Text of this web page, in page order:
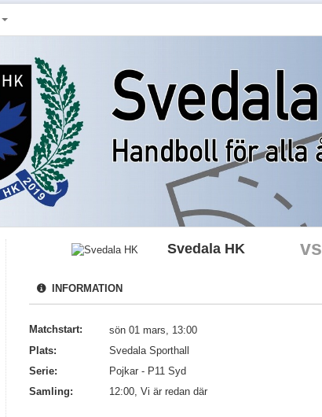
Svedala HK vs
INFORMATION
Matchstart:
sön 01 mars, 13:00
Plats:
Svedala Sporthall
Serie:
Pojkar - P11 Syd
Samling:
12:00, Vi är redan där